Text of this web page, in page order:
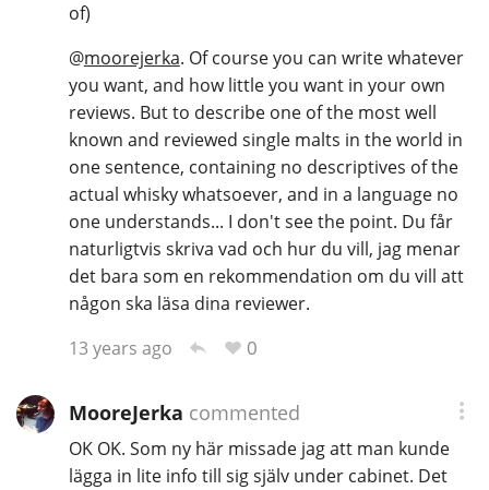
of)
@moorejerka. Of course you can write whatever
you want, and how little you want in your own
reviews. But to describe one of the most well
known and reviewed single malts in the world in
one sentence, containing no descriptives of the
actual whisky whatsoever, and in a language no
one understands... I don't see the point. Du får
naturligtvis skriva vad och hur du vill, jag menar
det bara som en rekommendation om du vill att
någon ska läsa dina reviewer.
13 years ago
0
MooreJerka commented
OK OK. Som ny här missade jag att man kunde
lägga in lite info till sig själv under cabinet. Det